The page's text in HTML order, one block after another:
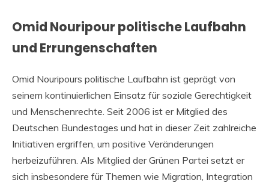
Omid Nouripour politische Laufbahn
und Errungenschaften
Omid Nouripours politische Laufbahn ist geprägt von
seinem kontinuierlichen Einsatz für soziale Gerechtigkeit
und Menschenrechte. Seit 2006 ist er Mitglied des
Deutschen Bundestages und hat in dieser Zeit zahlreiche
Initiativen ergriffen, um positive Veränderungen
herbeizuführen. Als Mitglied der Grünen Partei setzt er
sich insbesondere für Themen wie Migration, Integration